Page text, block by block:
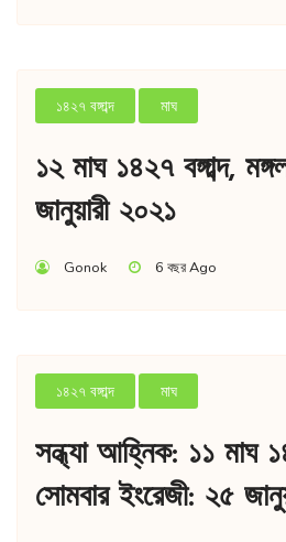
১৪২৭ বঙ্গাব্দ মাঘ
১২ মাঘ ১৪২৭ বঙ্গাব্দ,
জানুয়ারী ২০২১
Gonok 6 বছর Ago
১৪২৭ বঙ্গাব্দ মাঘ
সন্ধ্যা আহ্নিক: ১১ মাঘ
সোমবার ইংরেজী: ২৫